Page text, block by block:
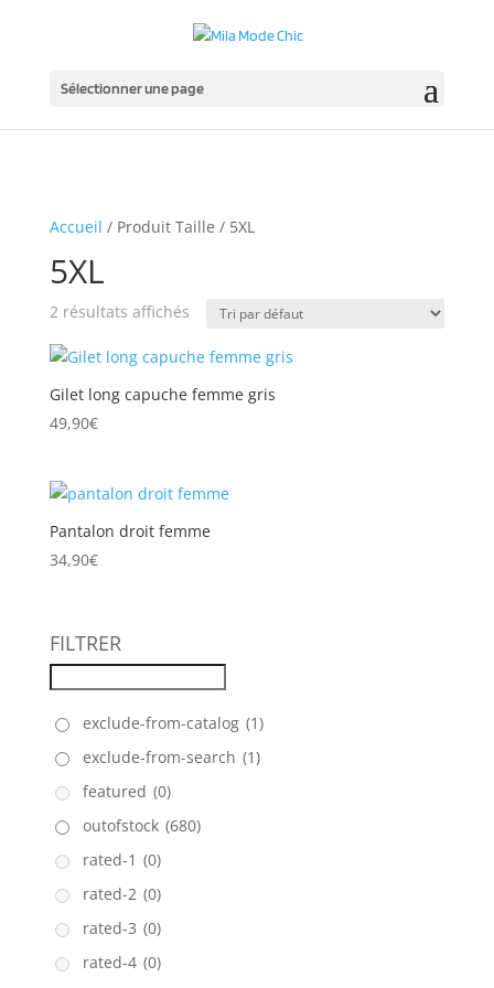
Sélectionner une page
Accueil / Produit Taille / 5XL
5XL
2 résultats affichés
Gilet long capuche femme gris
49,90€
Pantalon droit femme
34,90€
FILTRER
exclude-from-catalog (1)
exclude-from-search (1)
featured (0)
outofstock (680)
rated-1 (0)
rated-2 (0)
rated-3 (0)
rated-4 (0)